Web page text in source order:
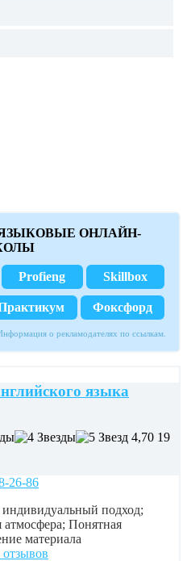
ОНЛАЙН-
Profieng Skillbox
Фоксфорд
о рекламодателях по ссылкам.
языка
4,70 19
26-86
индивидуальный подход;
атмосфера; Понятная
материала